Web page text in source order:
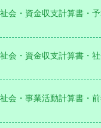
会・資金収支計算書・予
会・資金収支計算書・
会・事業活動計算書・